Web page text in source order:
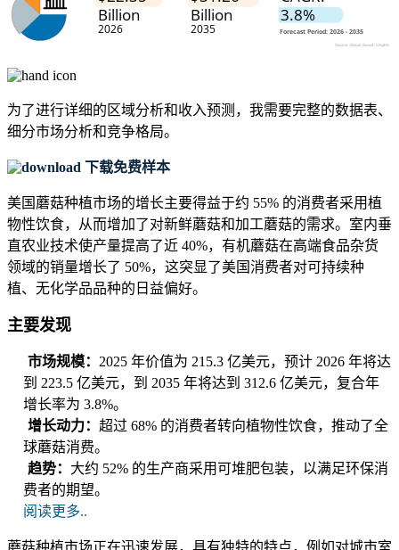
为了进行详细的区域分析和收入预测，我需要完整的数据表、
细分市场分析和竞争格局。
下载免费样本
美国蘑菇种植市场的增长主要得益于约 55% 的消费者采用植
物性饮食，从而增加了对新鲜蘑菇和加工蘑菇的需求。室内垂
直农业技术使产量提高了近 40%，有机蘑菇在高端食品杂货
领域的销量增长了 50%，这突显了美国消费者对可持续种
植、无化学品品种的日益偏好。
主要发现
市场规模： 2025 年价值为 215.3 亿美元，预计 2026 年将达
到 223.5 亿美元，到 2035 年将达到 312.6 亿美元，复合年
增长率为 3.8%。
增长动力： 超过 68% 的消费者转向植物性饮食，推动了全
球蘑菇消费。
趋势： 大约 52% 的生产商采用可堆肥包装，以满足环保消
费者的期望。
阅读更多..